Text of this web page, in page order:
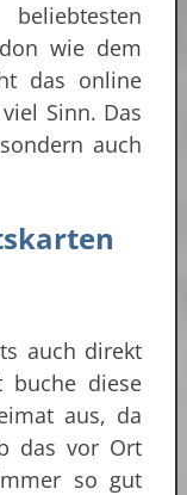
wie dem
das online
Sinn. Das
auch
auch direkt
buche diese
aus, da
das vor Ort
so gut